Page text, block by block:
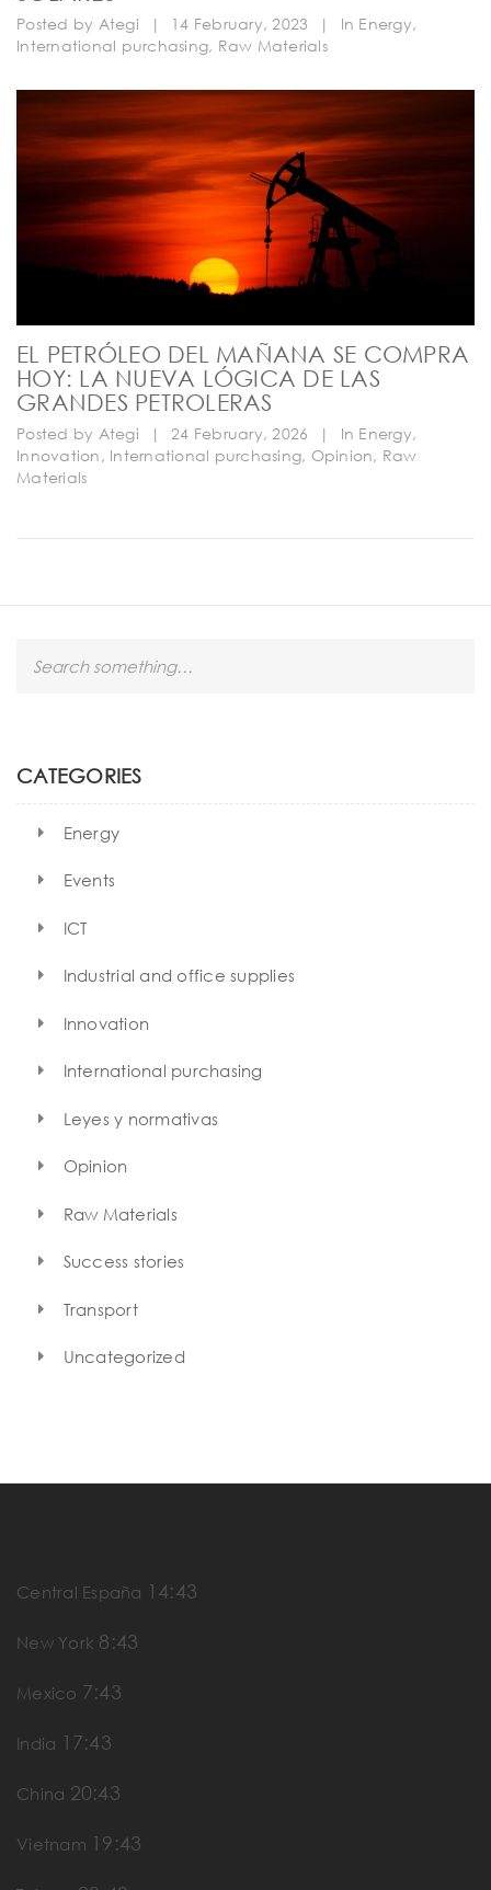
Posted by Ategi | 14 February, 2023 | In Energy,
International purchasing, Raw Materials
EL PETRÓLEO DEL MAÑANA SE COMPRA
HOY: LA NUEVA LÓGICA DE LAS
GRANDES PETROLERAS
Posted by Ategi | 24 February, 2026 | In Energy,
Innovation , International purchasing, Opinion, Raw
Materials
h
CATEGORIES
Energy
Events
ICT
Industrial and office supplies
Innovation
International purchasing
Leyes y normativas
Opinion
Raw Materials
Success stories
Transport
Uncategorized
Central España 14:43
New York 8:43
Mexico 7:43
India 17:43
China 20:43
Vietnam 19:43